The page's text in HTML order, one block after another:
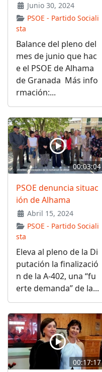
Junio 30, 2024
PSOE - Partido Sociali
sta
Balance del pleno del
mes de junio que hac
e el PSOE de Alhama
de Granada Más info
rmación:...
00:03:04
PSOE denuncia situac
ión de Alhama
Abril 15, 2024
PSOE - Partido Sociali
sta
Eleva al pleno de la Di
putación la finalizació
n de la A-402, una “fu
erte demanda” de la...
00:17:17